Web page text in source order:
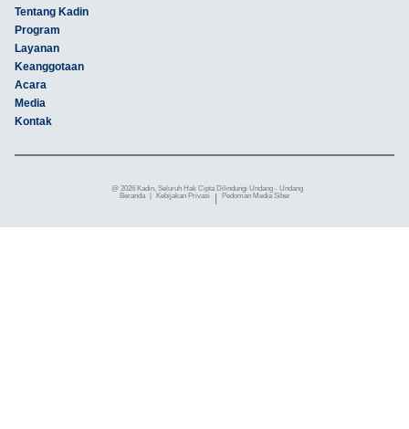
Tentang Kadin
Program
Layanan
Keanggotaan
Acara
Media
Kontak
@ 2026 Kadin, Seluruh Hak Cipta Dilindungi Undang - Undang
Beranda
Kebijakan Privasi Pedoman Media Siber